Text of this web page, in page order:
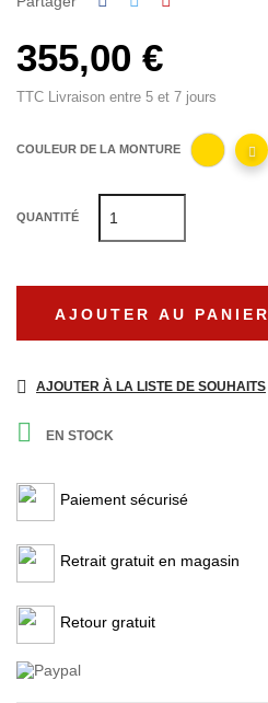
355,00 €
TTC Livraison entre 5 et 7 jours
COULEUR DE LA MONTURE
QUANTITÉ
AJOUTER AU PANIER
AJOUTER À LA LISTE DE SOUHAITS
 EN STOCK
Paiement sécurisé
Retrait gratuit en magasin
Retour gratuit